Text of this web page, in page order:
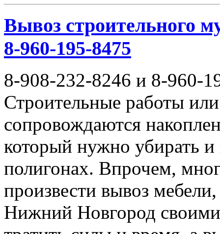
Вывоз строительного
8-960-195-8475
8-908-232-8246 и 8-960-
Строительные работы
сопровождаются
который нужно убирать
полигонах. Впрочем,
произвести вывоз
Нижний Новгород